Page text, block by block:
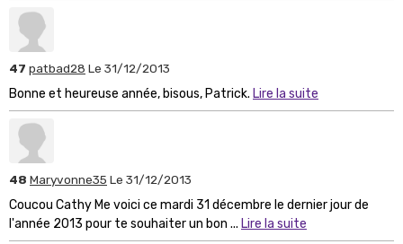
47 patbad28 Le 31/12/2013
Bonne et heureuse année, bisous, Patrick. Lire la suite
48 Maryvonne35 Le 31/12/2013
Coucou Cathy Me voici ce mardi 31 décembre le dernier jour de
l'année 2013 pour te souhaiter un bon ... Lire la suite